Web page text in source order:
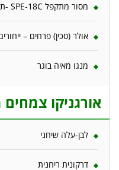
מסור מתקפל SPE-18C -תבור
אולר (סכין) פרחים –
מנגו מאיה בוגר
אורגניקו צמחים
לבן-עלה שיחני
דרקונית ריחנית